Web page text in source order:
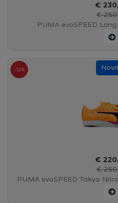
€
€
PUMA evoSPEED
Stream/Sunset
-12%
€
€
PUMA evoSPEED Tokyo
Pure Magenta-